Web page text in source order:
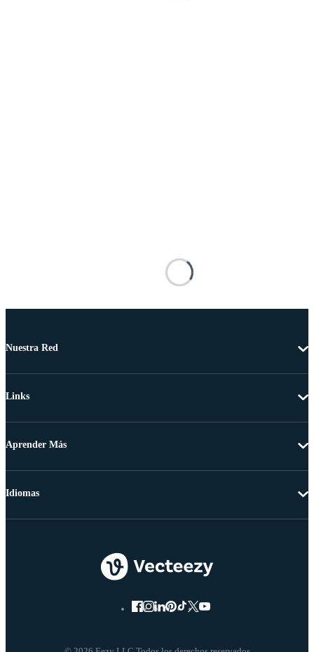
Nuestra Red
Links
Aprender Más
Idiomas